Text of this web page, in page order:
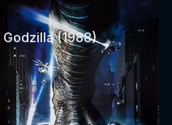
Godzilla (1988)